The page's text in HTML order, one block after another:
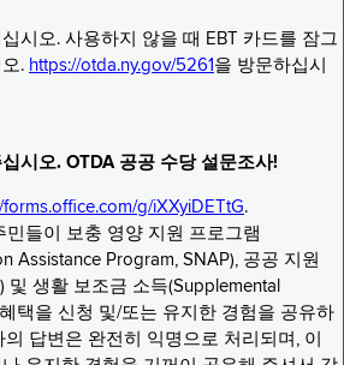
시오. 사용하지 않을 때 EBT 카드를 잠그
. https://otda.ny.gov/5261 을 방문하십시
시오. OTDA 공공 수당 설문조사!
forms.office.com/g/iXXyiDETtG.
민들이 보충 영양 지원 프로그램
Assistance Program, SNAP), 공공 지원
및 생활 보조금 소득(Supplemental
택을 신청 및/또는 유지한 경험을 공유하
답변은 완전히 익명으로 처리되며, 이